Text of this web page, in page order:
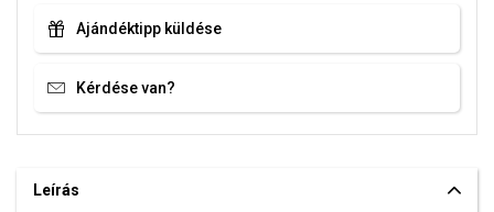
Ajándéktipp küldése
Kérdése van?
Leírás